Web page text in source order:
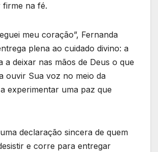
firme na fé.
meu coração”, Fernanda
plena ao cuidado divino: a
a deixar nas mãos de Deus o que
ouvir Sua voz no meio da
experimentar uma paz que
declaração sincera de quem
e corre para entregar